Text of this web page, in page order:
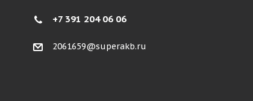
+7 391 204 06 06
2061659@superakb.ru